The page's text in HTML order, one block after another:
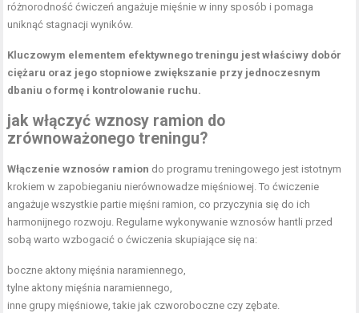
różnorodność ćwiczeń angażuje mięśnie w inny sposób i pomaga
uniknąć stagnacji wyników.
Kluczowym elementem efektywnego treningu jest właściwy dobór
ciężaru oraz jego stopniowe zwiększanie przy jednoczesnym
dbaniu o formę i kontrolowanie ruchu.
jak włączyć wznosy ramion do
zrównoważonego treningu?
Włączenie wznosów ramion do programu treningowego jest istotnym
krokiem w zapobieganiu nierównowadze mięśniowej. To ćwiczenie
angażuje wszystkie partie mięśni ramion, co przyczynia się do ich
harmonijnego rozwoju. Regularne wykonywanie wznosów hantli przed
sobą warto wzbogacić o ćwiczenia skupiające się na:
boczne aktony mięśnia naramiennego,
tylne aktony mięśnia naramiennego,
inne grupy mięśniowe, takie jak czworoboczne czy zębate.